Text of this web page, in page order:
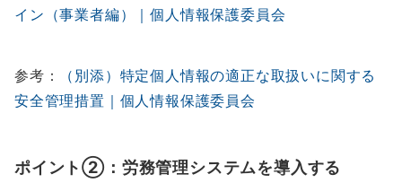
イン（事業者編）｜個人情報保護委員会
参考：
（別添）特定個人情報の適正な取扱いに関する
安全管理措置｜個人情報保護委員会
ポイント②：労務管理システムを導入する